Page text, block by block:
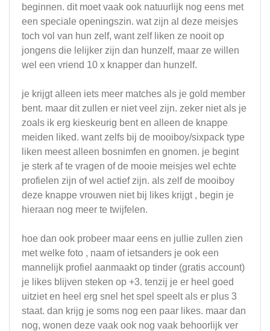
beginnen. dit moet vaak ook natuurlijk nog eens met
een speciale openingszin. wat zijn al deze meisjes
toch vol van hun zelf, want zelf liken ze nooit op
jongens die lelijker zijn dan hunzelf, maar ze willen
wel een vriend 10 x knapper dan hunzelf.
je krijgt alleen iets meer matches als je gold member
bent. maar dit zullen er niet veel zijn. zeker niet als je
zoals ik erg kieskeurig bent en alleen de knappe
meiden liked. want zelfs bij de mooiboy/sixpack type
liken meest alleen bosnimfen en gnomen. je begint
je sterk af te vragen of de mooie meisjes wel echte
profielen zijn of wel actief zijn. als zelf de mooiboy
deze knappe vrouwen niet bij likes krijgt , begin je
hieraan nog meer te twijfelen.
hoe dan ook probeer maar eens en jullie zullen zien
met welke foto , naam of ietsanders je ook een
mannelijk profiel aanmaakt op tinder (gratis account)
je likes blijven steken op +3. tenzij je er heel goed
uitziet en heel erg snel het spel speelt als er plus 3
staat. dan krijg je soms nog een paar likes. maar dan
nog, wonen deze vaak ook nog vaak behoorlijk ver